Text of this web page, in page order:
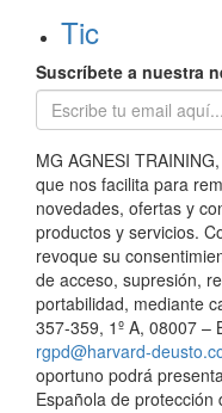
Tic
Suscríbete a nuestra
MG AGNESI
que nos facilita para
novedades, ofertas y
productos y servicios.
revoque su
de acceso, supresión,
portabilidad, mediante
357-359, 1º A, 08007 –
rgpd@harvard-
oportuno podrá
Española de protección